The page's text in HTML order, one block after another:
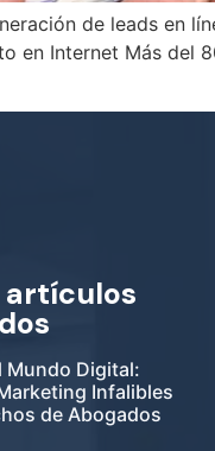
de leads en
en Internet Más del
artículos
Mundo Digital:
Infalibles
de Abogados